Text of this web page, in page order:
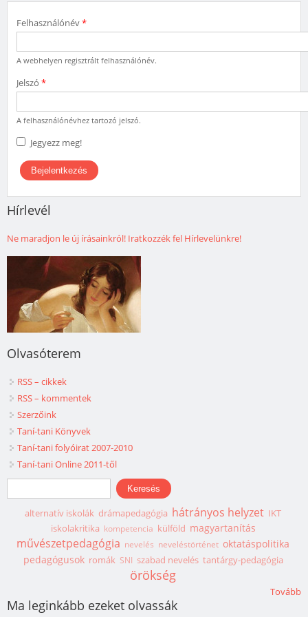
Felhasználónév*
A webhelyen regisztrált felhasználónév.
Jelszó *
A felhasználónévhez tartozó jelszó.
Jegyezz meg!
Hírlevél
Ne maradjon le új írásainkról! Iratkozzék fel Hírlevelünkre!
Olvasóterem
RSS – cikkek
RSS – kommentek
Szerzőink
Taní-tani Könyvek
Taní-tani folyóirat 2007-2010
Taní-tani Online 2011-től
Keresés űrlap
Keresés
alternatív iskolák drámapedagógia hátrányos helyzet IKT
iskolakritika kompetencia külföld magyartanítás
művészetpedagógia nevelés neveléstörténet oktatáspolitika
pedagógusok romák SNI szabad nevelés tantárgy-pedagógia
örökség
Tovább
Ma leginkább ezeket olvassák